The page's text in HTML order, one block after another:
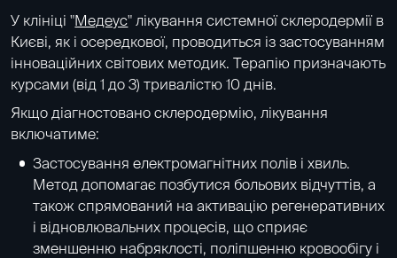
У клініці "Медеус" лікування системної склеродермії в
Києві, як і осередкової, проводиться із застосуванням
інноваційних світових методик. Терапію призначають
курсами (від 1 до 3) тривалістю 10 днів.
Якщо діагностовано склеродермію, лікування
включатиме:
Застосування електромагнітних полів і хвиль
Метод допомагає позбутися больових відчуттів, а
також спрямований на активацію регенеративних
і відновлювальних процесів, що сприяє
зменшенню набряклості, поліпшенню кровообігу і